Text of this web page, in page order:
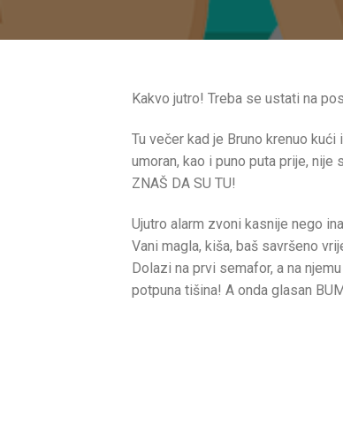
Kakvo jutro! Treba se ustati na
Tu večer kad je Bruno krenuo
umoran, kao i puno puta prije,
ZNAŠ DA SU TU!
Ujutro alarm zvoni kasnije nego
Vani magla, kiša, baš savršeno
Dolazi na prvi semafor, a na
potpuna tišina! A onda glasan